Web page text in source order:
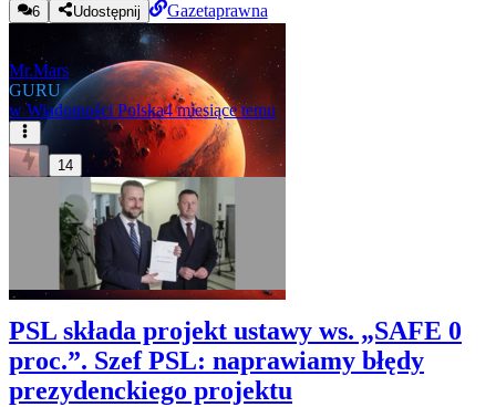
6
Udostępnij Gazetaprawna
Mr.Mars
GURU
w Wiadomości Polska4 miesiące temu
14
PSL składa projekt ustawy ws. „SAFE 0
proc.”. Szef PSL: naprawiamy błędy
prezydenckiego projektu